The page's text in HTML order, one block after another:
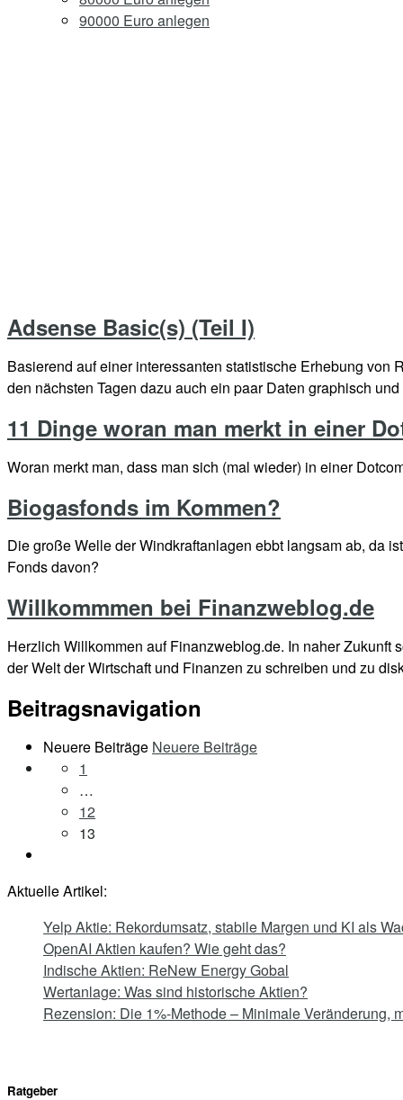
90000 Euro anlegen
Adsense Basic(s) (Teil I)
Basierend auf einer interessanten statistische Erhebung
den nächsten Tagen dazu auch ein paar Daten graphisch
11 Dinge woran man merkt in einer
Woran merkt man, dass man sich (mal wieder) in einer
Biogasfonds im Kommen?
Die große Welle der Windkraftanlagen ebbt langsam ab, da
Fonds davon?
Willkommmen bei Finanzweblog.de
Herzlich Willkommen auf Finanzweblog.de. In naher
der Welt der Wirtschaft und Finanzen zu schreiben und zu
Beitragsnavigation
Neuere Beiträge Neuere Beiträge
1
…
12
13
Aktuelle Artikel:
Yelp Aktie: Rekordumsatz, stabile Margen und KI als
OpenAI Aktien kaufen? Wie geht das?
Indische Aktien: ReNew Energy Gobal
Wertanlage: Was sind historische Aktien?
Rezension: Die 1%-Methode – Minimale Veränderung,
Ratgeber